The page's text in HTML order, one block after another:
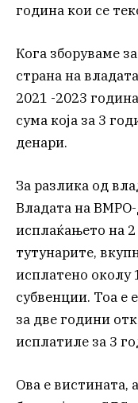
година кои се
Кога зборуваме
страна на
2021 -2023
сума која за 3
денари.
За разлика од
Владата на
исплаќањето на
тутунарите,
исплатено околу
субвенции. Тоа е
за две години
исплатиле за 3
Ова е вистината,